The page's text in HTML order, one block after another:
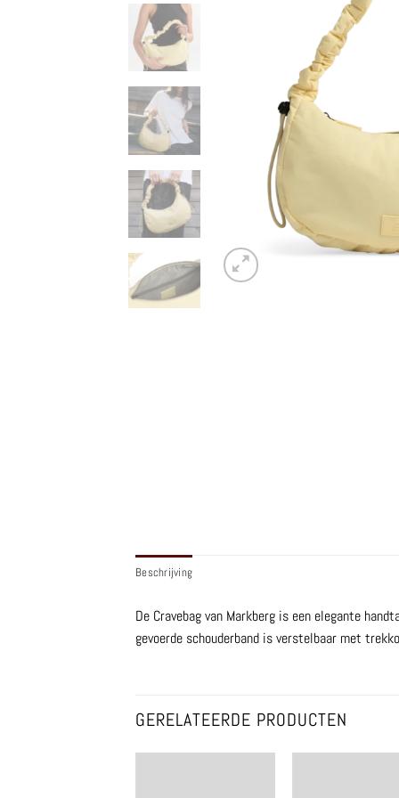
Beschrijving
De Cravebag van Markberg is een elegante
gevoerde schouderband is verstelbaar met
GERELATEERDE PRODUCTEN